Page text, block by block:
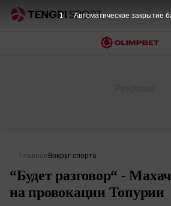
Главная Вокруг спорта
“Будет разговор“ -
на провокации Топурии
1 Автоматическое закрытие